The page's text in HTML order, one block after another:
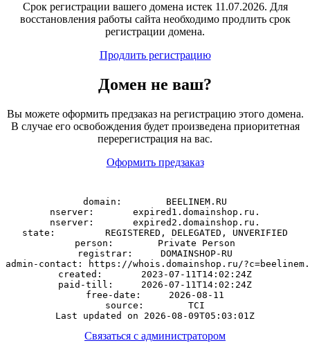
Срок регистрации вашего домена истек 11.07.2026. Для
восстановления работы сайта необходимо продлить срок
регистрации домена.
Продлить регистрацию
Домен не ваш?
Вы можете оформить предзаказ на регистрацию этого домена.
В случае его освобождения будет произведена приоритетная
перерегистрация на вас.
Оформить предзаказ
domain:        BEELINEM.RU
nserver:       expired1.domainshop.ru.
nserver:       expired2.domainshop.ru.
state:         REGISTERED, DELEGATED, UNVERIFIED
person:        Private Person
registrar:     DOMAINSHOP-RU
admin-contact: https://whois.domainshop.ru/
created:       2023-07-11T14:02:24Z
paid-till:     2026-07-11T14:02:24Z
free-date:     2026-08-11
source:        TCI
Связаться с администратором